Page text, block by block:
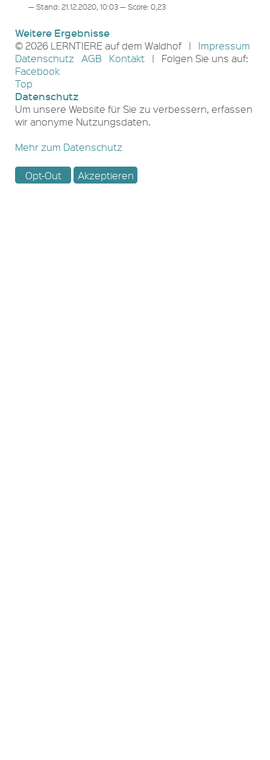
— Stand: 21.12.2020, 10:03 — Score: 0,23
Weitere Ergebnisse
© 2026 LERNTIERE auf dem Waldhof | Impressum
Datenschutz
AGB Kontakt
| Folgen Sie uns auf:
Facebook
Top
Datenschutz
Um unsere Website für Sie zu verbessern, erfassen
wir anonyme Nutzungsdaten.
Mehr zum Datenschutz
Opt-Out Akzeptieren